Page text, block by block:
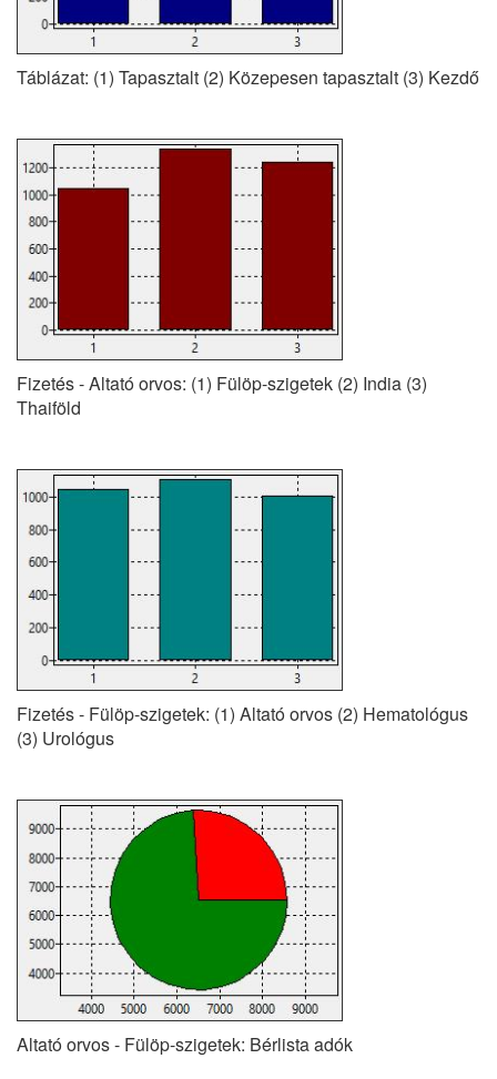
Táblázat: (1) Tapasztalt (2) Közepesen tapasztalt (3) Kezdő
Fizetés - Altató orvos: (1) Fülöp-szigetek (2) India (3)
Thaiföld
Fizetés - Fülöp-szigetek: (1) Altató orvos (2) Hematológus
(3) Urológus
Altató orvos - Fülöp-szigetek: Bérlista adók